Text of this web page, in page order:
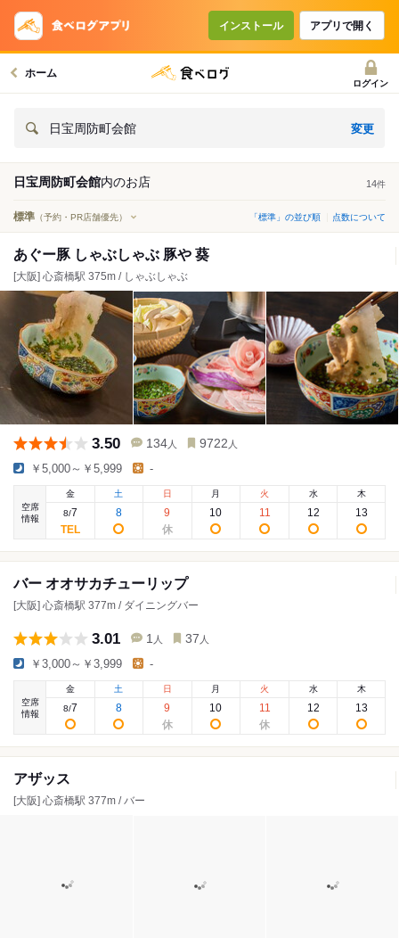
インストール アプリで開く
ホーム
ログイン
日宝周防町会館 変更
日宝周防町会館内のお店 14件
標準 （予約・PR店舗優先） 「標準」の並び順 点数について
あぐー豚 しゃぶしゃぶ 豚や 葵
[大阪] 心斎橋駅 375m / しゃぶしゃぶ
3.50 134 人 9722 人
￥5,000～￥5,999 -
空席
情報
金
8/7
土
8
日
9
月
10
火
11
水
12
木
13
バー オオサカチューリップ
[大阪] 心斎橋駅 377m / ダイニングバー
3.01 1 人 37 人
￥3,000～￥3,999 -
空席
情報
金
8/7
土
8
日
9
月
10
火
11
水
12
木
13
アザッス
[大阪] 心斎橋駅 377m / バー